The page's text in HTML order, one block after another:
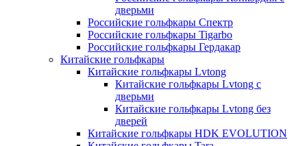
дверьми
Российские гольфкары Спектр
Российские гольфкары Tigarbo
Российские гольфкары Гердакар
Китайские гольфкары
Китайские гольфкары Lvtong
Китайские гольфкары Lvtong с
дверьми
Китайские гольфкары Lvtong без
дверей
Китайские гольфкары HDK EVOLUTION